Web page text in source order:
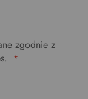
zgodnie z
*